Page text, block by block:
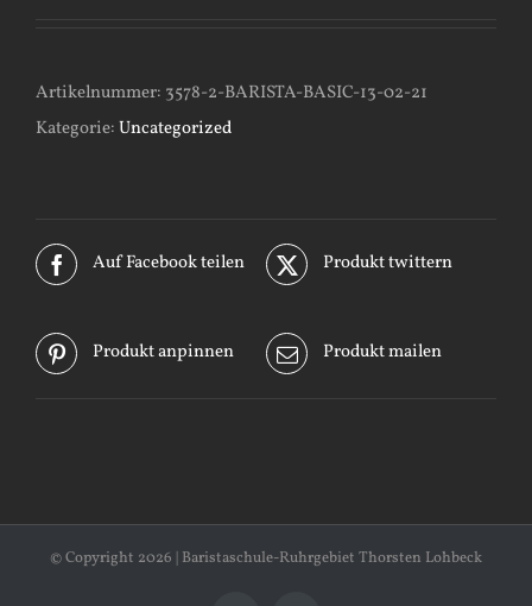
Artikelnummer: 3578-2-BARISTA-BASIC-13-02-21
Kategorie:Uncategorized
Auf Facebook teilen Produkt twittern
Produkt anpinnen Produkt mailen
© Copyright 2026 | Baristaschule-Ruhrgebiet Thorsten Lohbeck